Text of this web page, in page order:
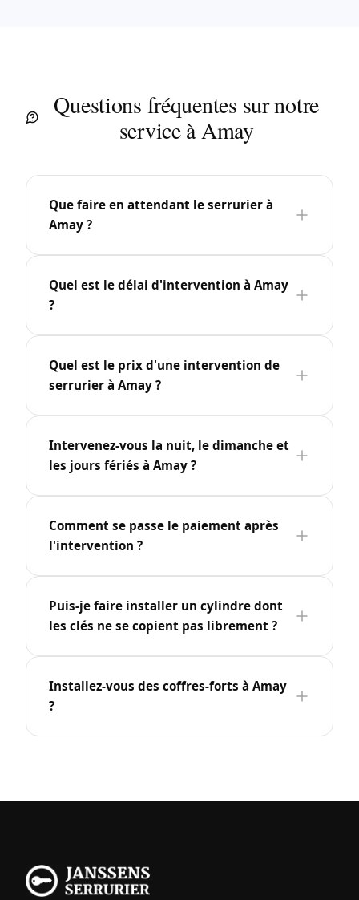
Questions fréquentes sur notre
service à Amay
Que faire en attendant le serrurier à
Amay ?
Quel est le délai d'intervention à Amay
?
Quel est le prix d'une intervention de
serrurier à Amay ?
Intervenez-vous la nuit, le dimanche et
les jours fériés à Amay ?
Comment se passe le paiement après
l'intervention ?
Puis-je faire installer un cylindre dont
les clés ne se copient pas librement ?
Installez-vous des coffres-forts à Amay
?